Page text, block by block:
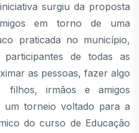
surgiu da proposta
em torno de uma
praticada no município,
de todas as
as pessoas, fazer algo
filhos, irmãos e amigos
um torneio voltado para a
do curso de Educação